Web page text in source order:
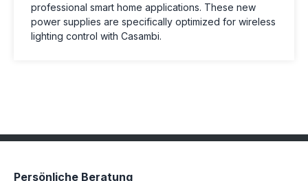
professional smart home applications. These new
power supplies are specifically optimized for wireless
lighting control with Casambi.
Persönliche Beratung